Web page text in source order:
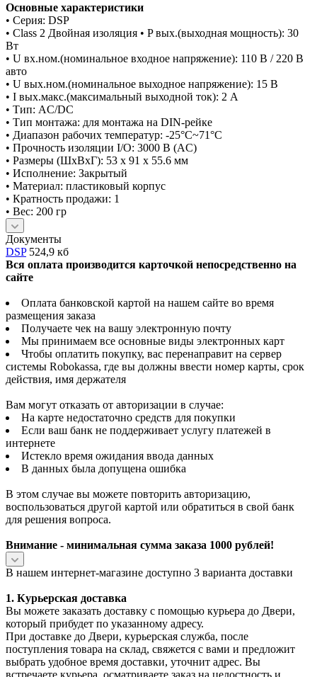
Основные характеристики
• Серия: DSP
• Class 2 Двойная изоляция • P вых.(выходная мощность): 30
Вт
• U вх.ном.(номинальное входное напряжение): 110 В / 220 В
авто
• U вых.ном.(номинальное выходное напряжение): 15 В
• I вых.макс.(максимальный выходной ток): 2 А
• Тип: AC/DC
• Тип монтажа: для монтажа на DIN-рейке
• Диапазон рабочих температур: -25°C~71°C
• Прочность изоляции I/O: 3000 В (AC)
• Размеры (ШxВxГ): 53 x 91 x 55.6 мм
• Исполнение: Закрытый
• Материал: пластиковый корпус
• Кратность продажи: 1
• Вес: 200 гр
Документы
DSP 524,9 кб
Вся оплата производится карточкой непосредственно на
сайте
Оплата банковской картой на нашем сайте во время
размещения заказа
Получаете чек на вашу электронную почту
Мы принимаем все основные виды электронных карт
Чтобы оплатить покупку, вас перенаправит на сервер
системы Robokassa, где вы должны ввести номер карты, срок
действия, имя держателя
Вам могут отказать от авторизации в случае:
На карте недостаточно средств для покупки
Если ваш банк не поддерживает услугу платежей в
интернете
Истекло время ожидания ввода данных
В данных была допущена ошибка
В этом случае вы можете повторить авторизацию,
воспользоваться другой картой или обратиться в свой банк
для решения вопроса.
Внимание - минимальная сумма заказа 1000 рублей!
В нашем интернет-магазине доступно 3 варианта доставки
1. Курьерская доставка
Вы можете заказать доставку с помощью курьера до Двери,
который прибудет по указанному адресу.
При доставке до Двери, курьерская служба, после
поступления товара на склад, свяжется с вами и предложит
выбрать удобное время доставки, уточнит адрес. Вы
встречаете курьера, осматриваете заказ на целостность и